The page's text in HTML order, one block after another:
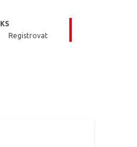
KS
Registrovat